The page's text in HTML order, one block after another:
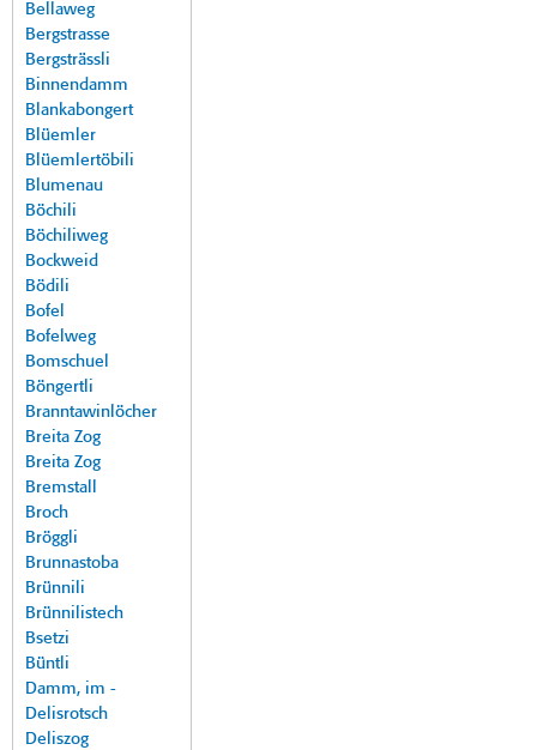
Bellaweg
Bergstrasse
Bergsträssli
Binnendamm
Blankabongert
Blüemler
Blüemlertöbili
Blumenau
Böchili
Böchiliweg
Bockweid
Bödili
Bofel
Bofelweg
Bomschuel
Böngertli
Branntawinlöcher
Breita Zog
Breita Zog
Bremstall
Broch
Bröggli
Brunnastoba
Brünnili
Brünnilistech
Bsetzi
Büntli
Damm, im -
Delisrotsch
Deliszog